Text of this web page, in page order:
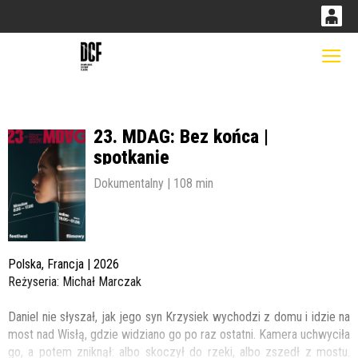
14 52
23. MDAG: Bez końca |
spotkanie
Dokumentalny | 108 min
Polska, Francja | 2026
Reżyseria: Michał Marczak
Daniel nie słyszał, jak jego syn Krzysiek wychodzi z domu i idzie na
most nad Wisłą, gdzie widziano go po raz ostatni. Kamera uchwyciła
go, a potem zniknął: albo skoczył do rzeki, albo zszedł z mostu.